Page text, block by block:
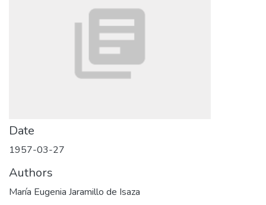
Date
1957-03-27
Authors
María Eugenia Jaramillo de Isaza